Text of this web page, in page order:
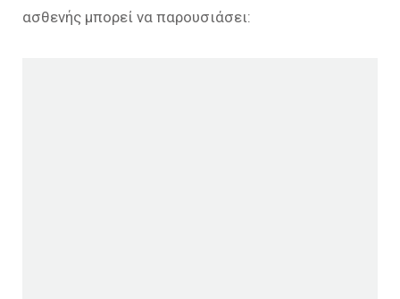
ασθενής μπορεί να παρουσιάσει: